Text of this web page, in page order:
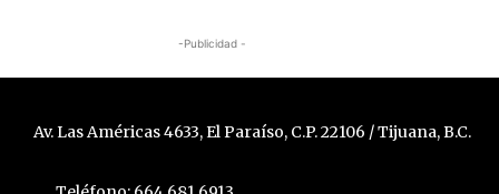
-Publicidad -
Av. Las Américas 4633, El Paraíso, C.P. 22106 / Tijuana, B.C.